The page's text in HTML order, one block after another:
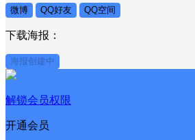
微博 QQ好友 QQ空间
下载海报：
海报创建中
解锁会员权限
开通会员